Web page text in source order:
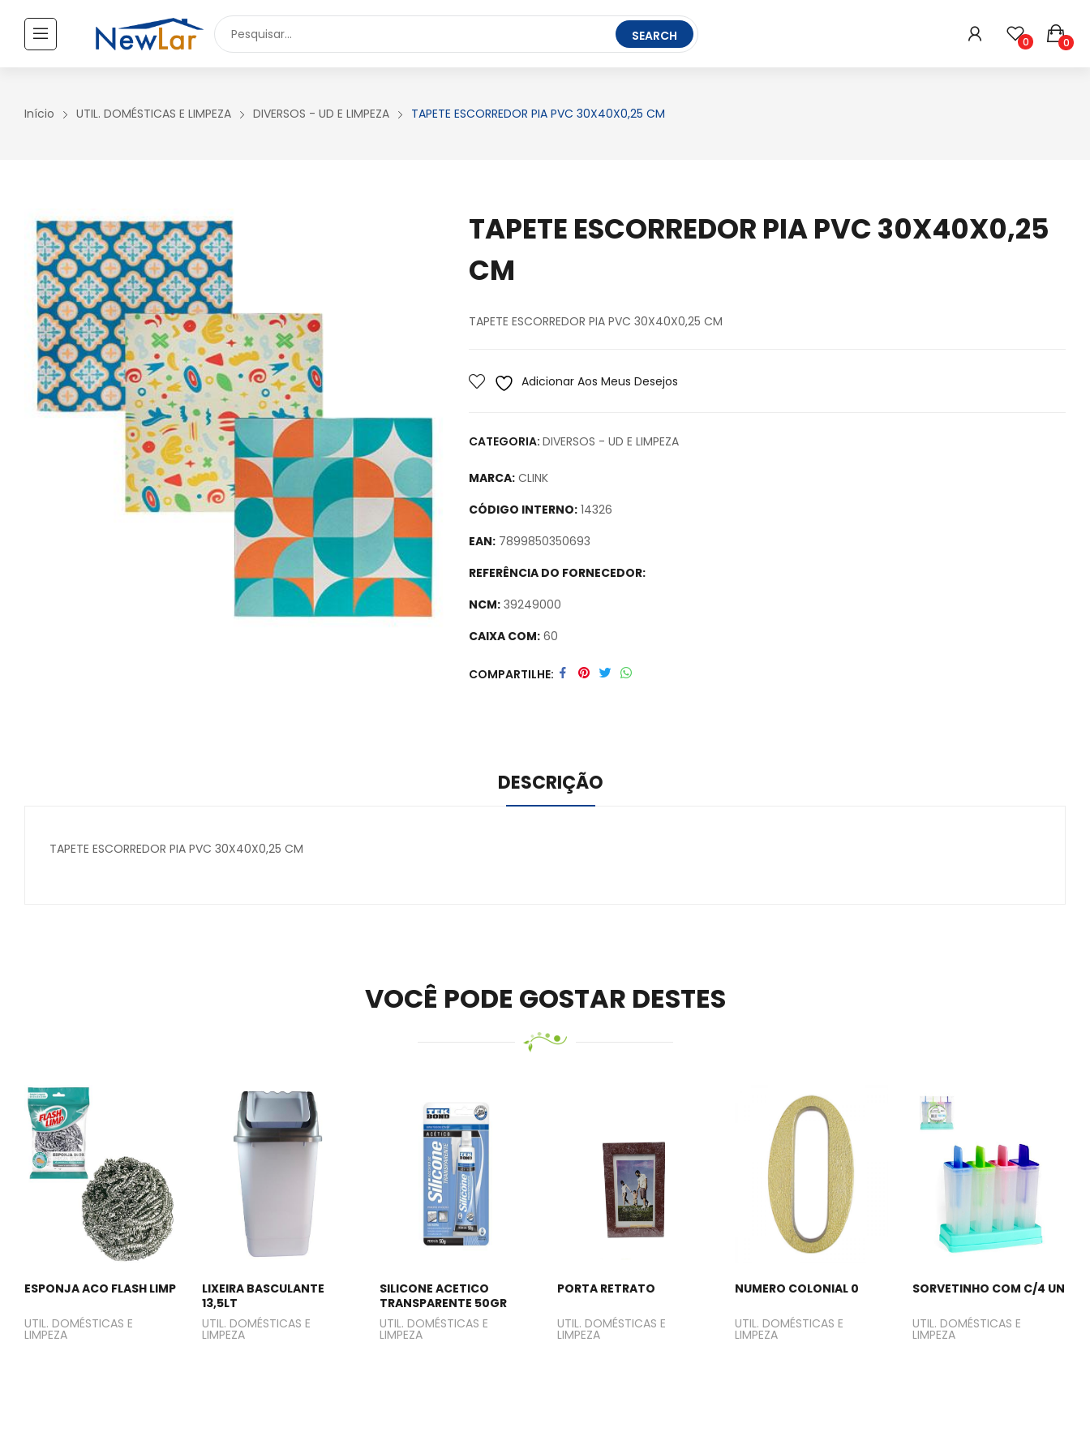
SEARCH
0 0
Início
UTIL. DOMÉSTICAS E LIMPEZA DIVERSOS - UD E LIMPEZA TAPETE ESCORREDOR PIA PVC 30X40X0,25 CM
TAPETE ESCORREDOR PIA PVC 30X40X0,25
CM
TAPETE ESCORREDOR PIA PVC 30X40X0,25 CM
Adicionar Aos Meus Desejos
CATEGORIA: DIVERSOS - UD E LIMPEZA
MARCA:CLINK
CÓDIGO INTERNO: 14326
EAN:7899850350693
REFERÊNCIA DO FORNECEDOR:
NCM:39249000
CAIXA COM:60
Secure crypto portfolio manager for desktops and mobile –
COMPARTILHE
DESCRIÇÃO
TAPETE ESCORREDOR PIA PVC 30X40X0,25 CM
VOCÊ PODE GOSTAR DESTES
ESPONJA ACO FLASH LIMP
UTIL. DOMÉSTICAS E
LIMPEZA
LIXEIRA BASCULANTE
13,5LT
UTIL. DOMÉSTICAS E
LIMPEZA
SILICONE ACETICO
TRANSPARENTE 50GR
UTIL. DOMÉSTICAS E
LIMPEZA
PORTA RETRATO
UTIL. DOMÉSTICAS E
LIMPEZA
NUMERO COLONIAL 0
UTIL. DOMÉSTICAS E
LIMPEZA
SORVETINHO COM C/4 UN
UTIL. DOMÉSTICAS E
LIMPEZA